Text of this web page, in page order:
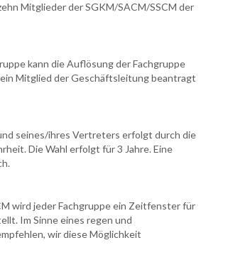
Mitglieder der SGKM/SACM/SSCM der
kann die Auflösung der Fachgruppe
Mitglied der Geschäftsleitung beantragt
seines/ihres Vertreters erfolgt durch die
Die Wahl erfolgt für 3 Jahre. Eine
wird jeder Fachgruppe ein Zeitfenster für
Im Sinne eines regen und
wir diese Möglichkeit